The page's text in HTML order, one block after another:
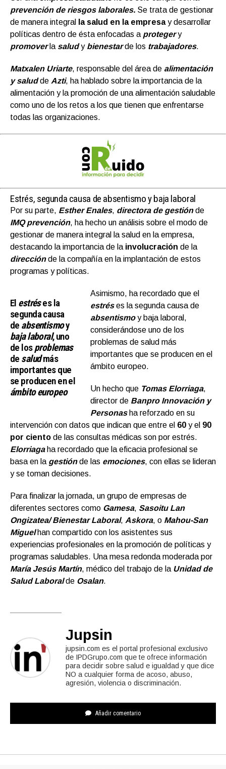
prevención de riesgos laborales. Se trata de gestionar
de manera integral
la salud en la empresay desarrollar
políticas dentro de ésta enfocadas a protegery
promover la saludy bienestarde los trabajadores.
Matxalen Uriarte, responsable del área de alimentación
y salud de Azti, ha hablado sobre la importancia de la
alimentación y la promoción de una alimentación saludable
como uno de los retos a los que tienen que enfrentarse
todas las organizaciones.
Estrés, segunda causa de absentismo y baja laboral
Por su parte, Esther Enales, directora de gestiónde
IMQ prevención, ha hecho un análisis sobre el modo de
gestionar de manera integral la salud en la empresa,
destacando la importancia de la involucración de la
direcciónde la compañía en la implantación de estos
programas y políticas.
El estréses la
segunda causa
de absentismoy
baja laboral, uno
de losproblemas
de saludmás
importantes que
se producen en el
ámbito europeo
Asimismo, ha recordado que el
estréses la segunda causa de
absentismoy baja laboral,
considerándose uno de los
problemas de salud más
importantes que se producen en el
ámbito europeo.
Un hecho que Tomas Elorriaga,
director de Banpro Innovación y
Personasha reforzado en su
intervención con datos que indican que entre el 60 y el 90
por ciento de las consultas médicas son por estrés.
Elorriaga ha recordado que la eficacia profesional se
basa en la gestiónde las emociones, con ellas se lideran
y se toman decisiones.
Para finalizar la jornada, un grupo de empresas de
diferentes sectores como Gamesa, Sasoitu Lan
Ongizatea/ Bienestar Laboral, Askora, o Mahou-San
Miguelhan compartido con los asistentes sus
experiencias profesionales en la promoción de políticas y
programas saludables. Una mesa redonda moderada por
María Jesús Martín, médico del trabajo de la Unidad de
Salud Laboralde Osalan.
Jupsin
jupsin.com es el portal profesional exclusivo
de IPDGrupo.com que te ofrece información
para decidir sobre salud e igualdad y que dice
NO a cualquier forma de acoso, abuso,
agresión, violencia o discriminación.
Añadir comentario